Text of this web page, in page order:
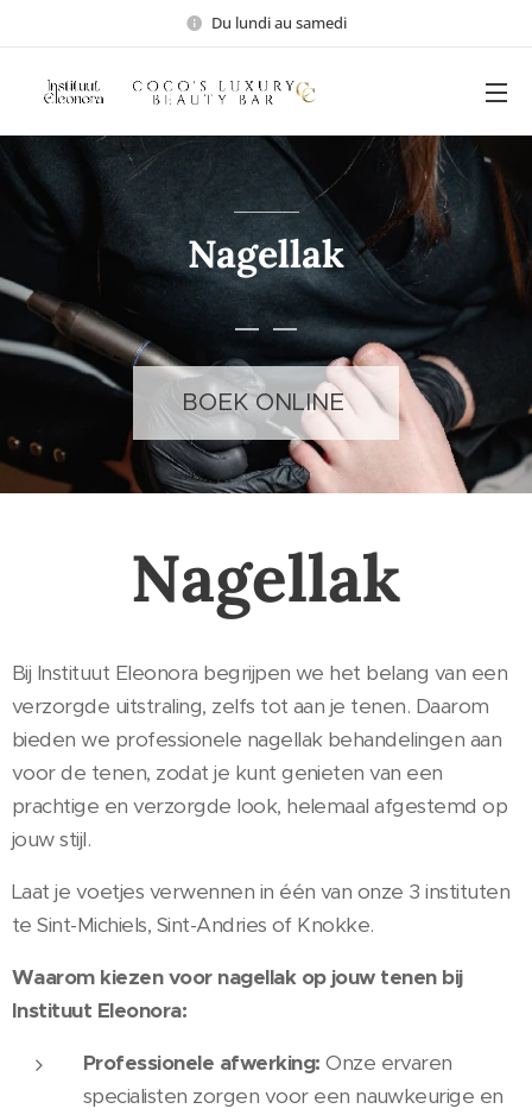
Du lundi au samedi
Nagellak
BOEK ONLINE
Nagellak
Bij Instituut Eleonora begrijpen we het belang van een
verzorgde uitstraling, zelfs tot aan je tenen. Daarom
bieden we professionele nagellak behandelingen aan
voor de tenen, zodat je kunt genieten van een
prachtige en verzorgde look, helemaal afgestemd op
jouw stijl.
Laat je voetjes verwennen in één van onze 3 instituten
te Sint-Michiels, Sint-Andries of Knokke.
Waarom kiezen voor nagellak op jouw tenen bij
Instituut Eleonora:
Professionele afwerking: Onze ervaren
specialisten zorgen voor een nauwkeurige en